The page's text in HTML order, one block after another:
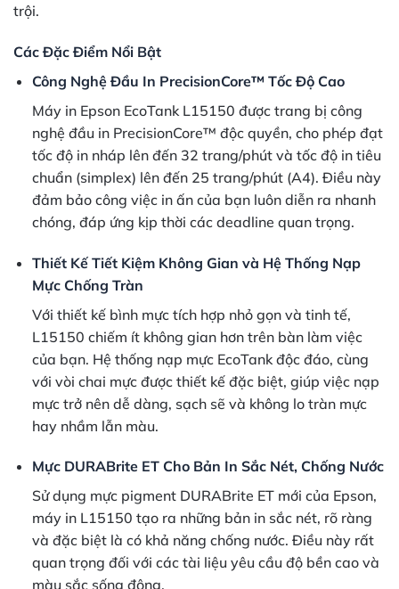
trội.
Các Đặc Điểm Nổi Bật
Công Nghệ Đầu In PrecisionCore™ Tốc Độ Cao
Máy in Epson EcoTank L15150 được trang bị công
nghệ đầu in PrecisionCore™ độc quyền, cho phép đạt
tốc độ in nháp lên đến 32 trang/phút và tốc độ in tiêu
chuẩn (simplex) lên đến 25 trang/phút (A4). Điều này
đảm bảo công việc in ấn của bạn luôn diễn ra nhanh
chóng, đáp ứng kịp thời các deadline quan trọng.
Thiết Kế Tiết Kiệm Không Gian và Hệ Thống Nạp
Mực Chống Tràn
Với thiết kế bình mực tích hợp nhỏ gọn và tinh tế,
L15150 chiếm ít không gian hơn trên bàn làm việc
của bạn. Hệ thống nạp mực EcoTank độc đáo, cùng
với vòi chai mực được thiết kế đặc biệt, giúp việc nạp
mực trở nên dễ dàng, sạch sẽ và không lo tràn mực
hay nhầm lẫn màu.
Mực DURABrite ET Cho Bản In Sắc Nét, Chống Nước
Sử dụng mực pigment DURABrite ET mới của Epson,
máy in L15150 tạo ra những bản in sắc nét, rõ ràng
và đặc biệt là có khả năng chống nước. Điều này rất
quan trọng đối với các tài liệu yêu cầu độ bền cao và
màu sắc sống động.